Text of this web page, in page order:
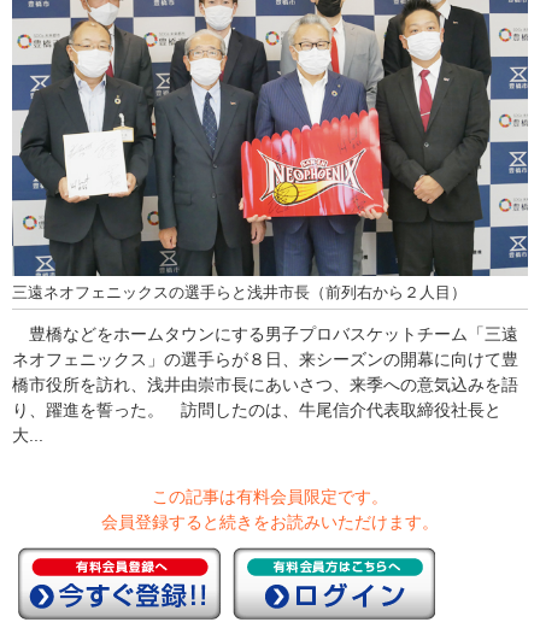
三遠ネオフェニックスの選手らと浅井市長（前列右から２人目）
豊橋などをホームタウンにする男子プロバスケットチーム「三遠
ネオフェニックス」の選手らが８日、来シーズンの開幕に向けて豊
橋市役所を訪れ、浅井由崇市長にあいさつ、来季への意気込みを語
り、躍進を誓った。 訪問したのは、牛尾信介代表取締役社長と
大...
この記事は有料会員限定です。
会員登録すると続きをお読みいただけます。